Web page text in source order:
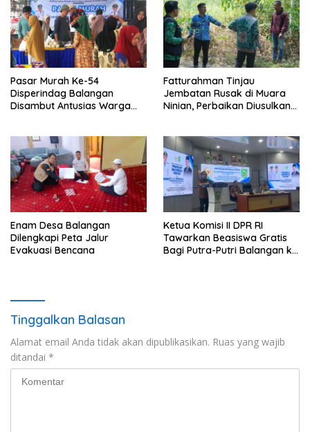
Pasar Murah Ke-54
Disperindag Balangan
Disambut Antusias Warga
Fatturahman Tinjau
Jembatan Rusak di Muara
Ninian, Perbaikan Diusulkan
Enam Desa Balangan
Dilengkapi Peta Jalur
Evakuasi Bencana
Ketua Komisi II DPR RI
Tawarkan Beasiswa Gratis
Bagi Putra-Putri Balangan ke
Tinggalkan Balasan
Alamat email Anda tidak akan dipublikasikan. Ruas yang wajib
ditandai *